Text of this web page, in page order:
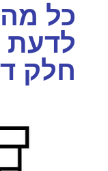
כל
לדעת
חלק